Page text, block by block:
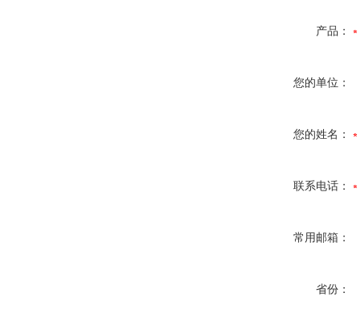
产品：
您的单位：
您的姓名：
联系电话：
常用邮箱：
省份：